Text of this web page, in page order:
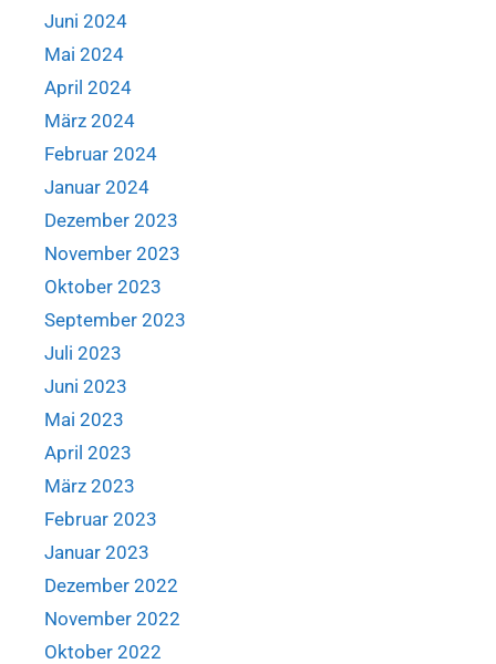
Juni 2024
Mai 2024
April 2024
März 2024
Februar 2024
Januar 2024
Dezember 2023
November 2023
Oktober 2023
September 2023
Juli 2023
Juni 2023
Mai 2023
April 2023
März 2023
Februar 2023
Januar 2023
Dezember 2022
November 2022
Oktober 2022